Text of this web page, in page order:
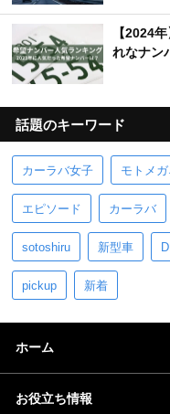
【2024
れなナン
話題のキーワード
カーラバ女子 モトメ
エピソード カーラバ
sotoshiru 新型車
pickup 新着
ホーム
お役立ち情報